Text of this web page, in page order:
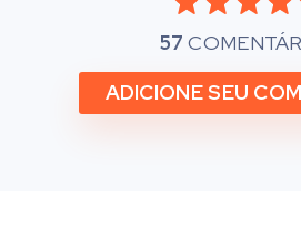
57
ADICIONE SEU